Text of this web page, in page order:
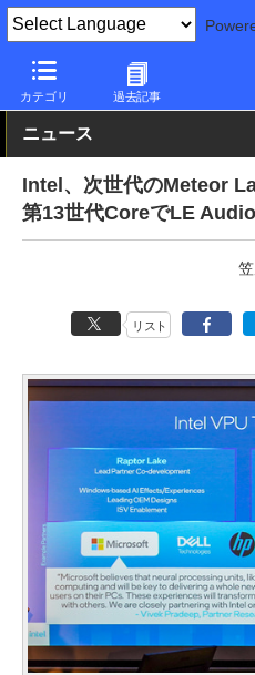
カテゴリ 過去記事
PC Watch 半導体/周辺機器
ニュース
Intel、次世代のMeteor
第13世代CoreでLE
リスト